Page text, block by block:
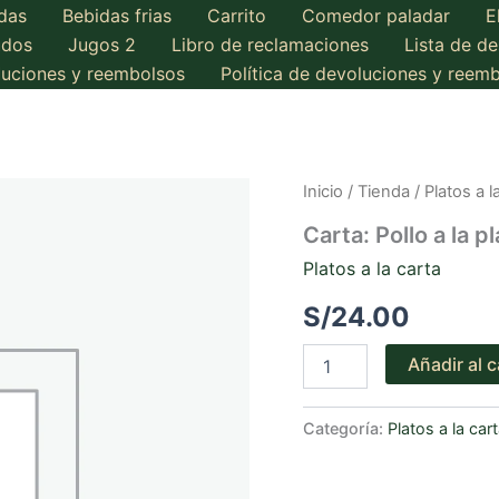
Bebidas frias Carrito Comedor paladar
Jugos 2 Libro de reclamaciones Lista de
y reembolsos Política de devoluciones y
Inicio / Tienda / Platos a
Carta: Pollo a la
Platos a la carta
S/24.00
Pollo
la
plancha
Añadir al
Categoría: Platos a la